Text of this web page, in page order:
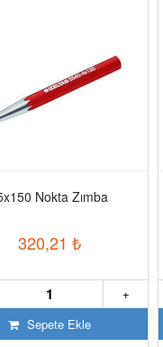
Nokta Zımba
320,21 ₺
+
Sepete Ekle